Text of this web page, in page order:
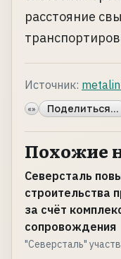
расстояние
Источник:
«» Поделиться...
Похожие
Северсталь
строительства
за счёт
сопровождения
"Северсталь"